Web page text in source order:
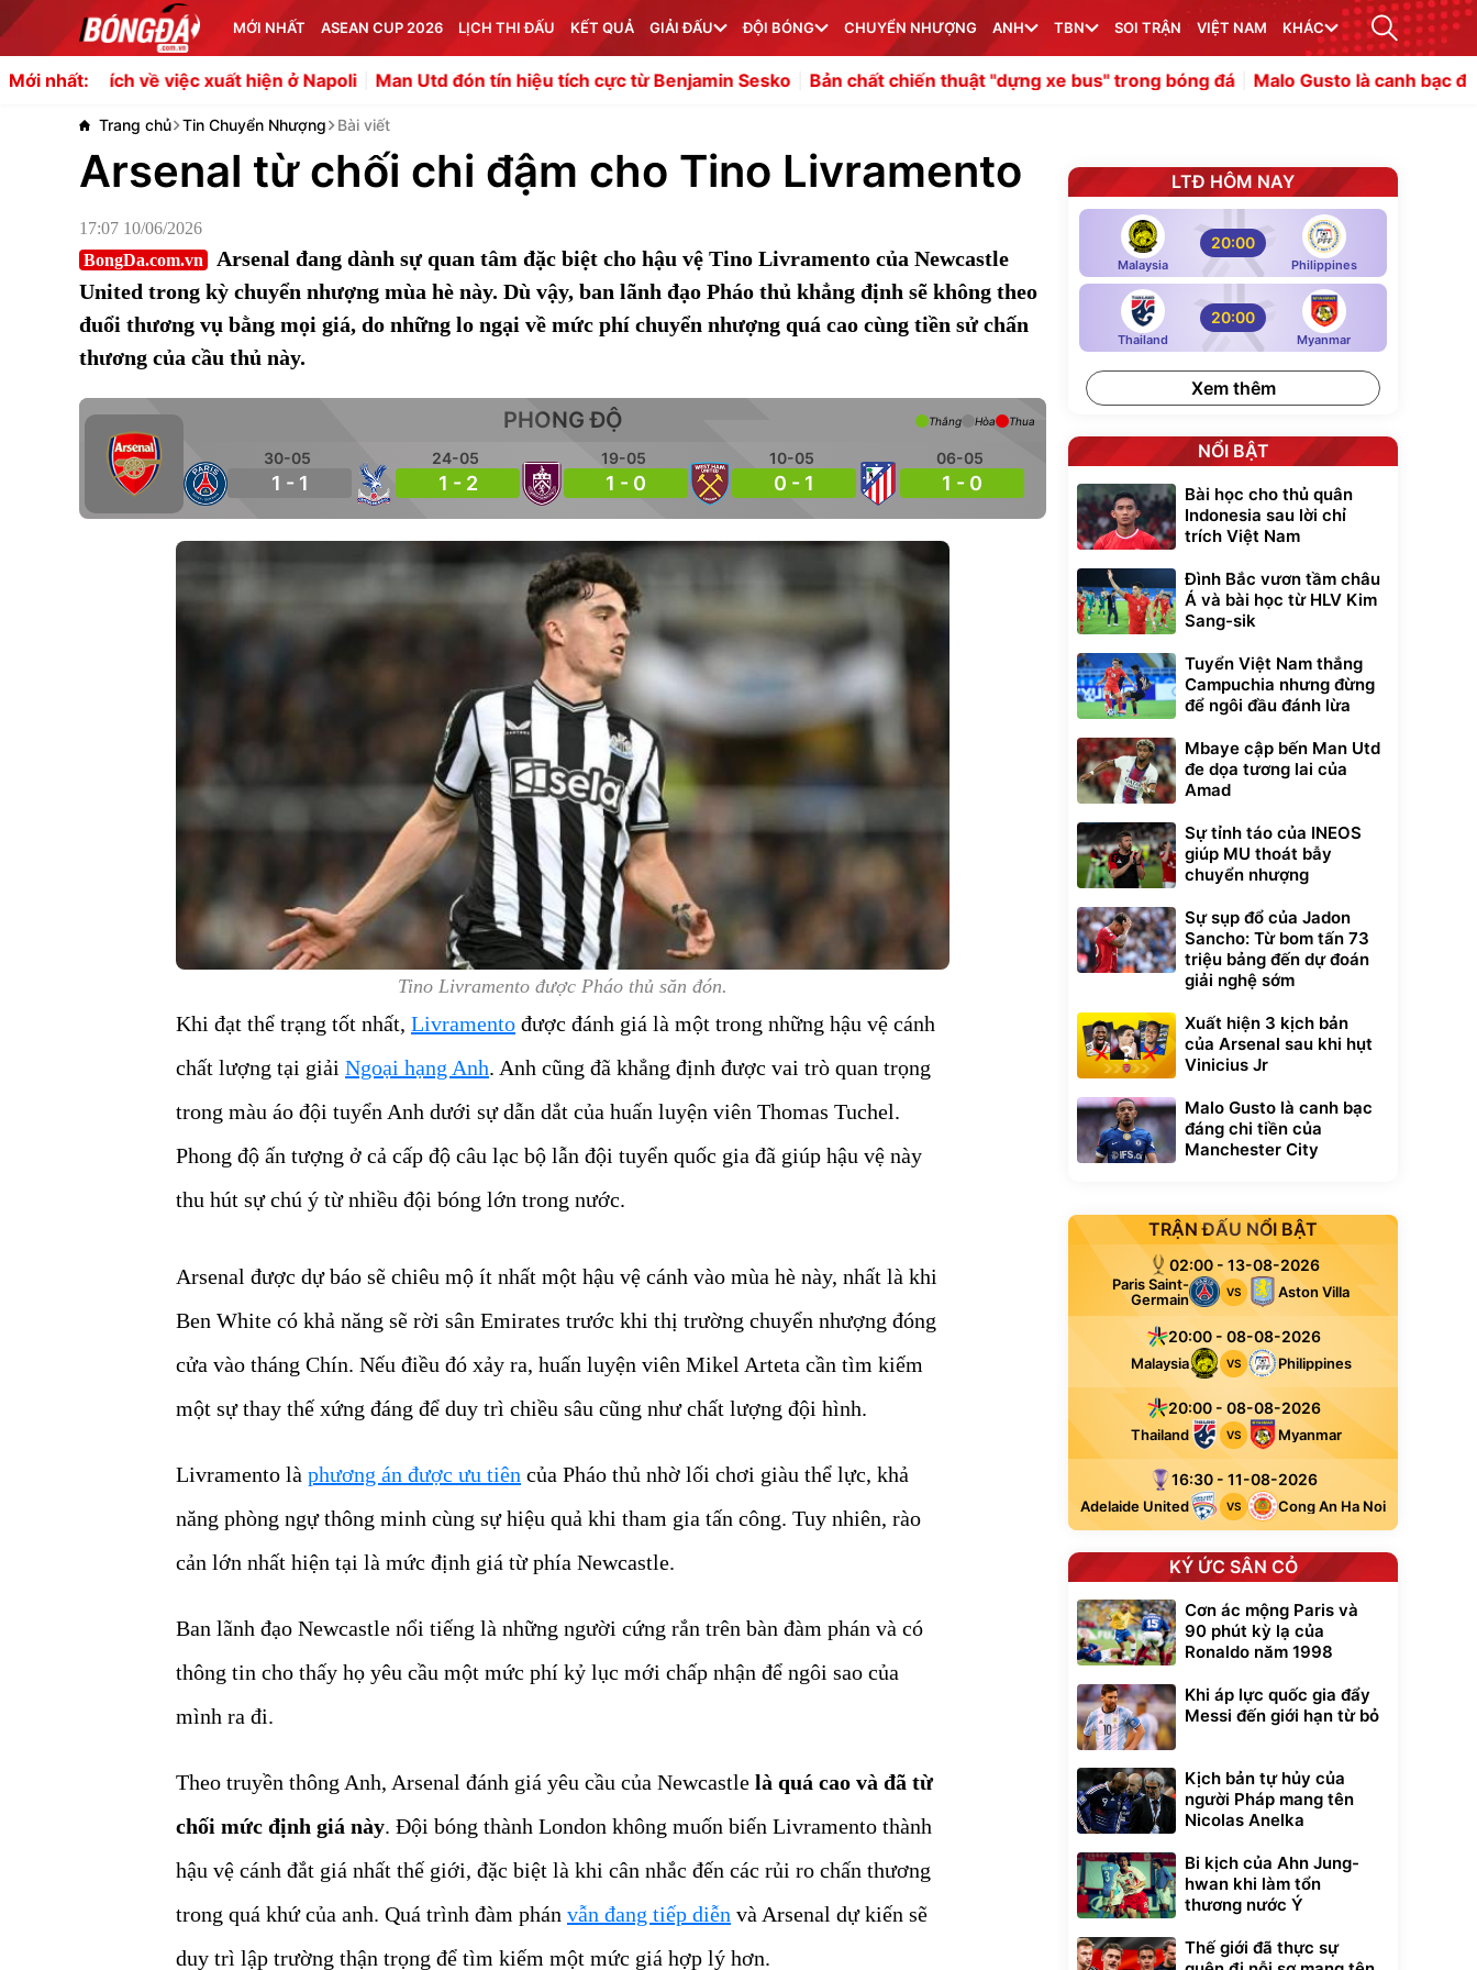
MỚI NHẤT ASEAN CUP 2026 LỊCH THI ĐẤU KẾT QUẢ GIẢI ĐẤU ĐỘI BÓNG CHUYỂN NHƯỢNG ANH TBN SOI TRẬN VIỆT NAM KHÁC
Mới nhất:
việc xuất hiện ở Napoli Man Utd đón tín hiệu tích cực từ Benjamin Sesko Bản chất chiến thuật "dựng xe bus" trong bóng đá Malo Gusto là canh bạc đáng chi tiền
Trang chủ Tin Chuyển Nhượng Bài viết
Arsenal từ chối chi đậm cho Tino Livramento
17:07 10/06/2026
BongDa.com.vn
Arsenal đang dành sự quan tâm đặc biệt cho hậu vệ Tino Livramento của Newcastle
United trong kỳ chuyển nhượng mùa hè này. Dù vậy, ban lãnh đạo Pháo thủ khẳng định sẽ không theo
đuổi thương vụ bằng mọi giá, do những lo ngại về mức phí chuyển nhượng quá cao cùng tiền sử chấn
thương của cầu thủ này.
PHONG ĐỘ
30-05
1 - 1
24-05
1 - 2
19-05
1 - 0
10-05
0 - 1
06-05
1 - 0
Thắng Hòa Thua
Tino Livramento được Pháo thủ săn đón.
Khi đạt thể trạng tốt nhất, Livramento được đánh giá là một trong những hậu vệ cánh
chất lượng tại giải Ngoại hạng Anh. Anh cũng đã khẳng định được vai trò quan trọng
trong màu áo đội tuyển Anh dưới sự dẫn dắt của huấn luyện viên Thomas Tuchel.
Phong độ ấn tượng ở cả cấp độ câu lạc bộ lẫn đội tuyển quốc gia đã giúp hậu vệ này
thu hút sự chú ý từ nhiều đội bóng lớn trong nước.
Arsenal được dự báo sẽ chiêu mộ ít nhất một hậu vệ cánh vào mùa hè này, nhất là khi
Ben White có khả năng sẽ rời sân Emirates trước khi thị trường chuyển nhượng đóng
cửa vào tháng Chín. Nếu điều đó xảy ra, huấn luyện viên Mikel Arteta cần tìm kiếm
một sự thay thế xứng đáng để duy trì chiều sâu cũng như chất lượng đội hình.
Livramento là phương án được ưu tiên của Pháo thủ nhờ lối chơi giàu thể lực, khả
năng phòng ngự thông minh cùng sự hiệu quả khi tham gia tấn công. Tuy nhiên, rào
cản lớn nhất hiện tại là mức định giá từ phía Newcastle.
Ban lãnh đạo Newcastle nổi tiếng là những người cứng rắn trên bàn đàm phán và có
thông tin cho thấy họ yêu cầu một mức phí kỷ lục mới chấp nhận để ngôi sao của
mình ra đi.
Theo truyền thông Anh, Arsenal đánh giá yêu cầu của Newcastle là quá cao và đã từ
chối mức định giá này. Đội bóng thành London không muốn biến Livramento thành
hậu vệ cánh đắt giá nhất thế giới, đặc biệt là khi cân nhắc đến các rủi ro chấn thương
trong quá khứ của anh. Quá trình đàm phán vẫn đang tiếp diễn và Arsenal dự kiến sẽ
duy trì lập trường thận trọng để tìm kiếm một mức giá hợp lý hơn.
LTĐ HÔM NAY
Malaysia
20:00
Philippines
Thailand
20:00
Myanmar
Xem thêm
NỔI BẬT
Bài học cho thủ quân
Indonesia sau lời chỉ
trích Việt Nam
Đình Bắc vươn tầm châu
Á và bài học từ HLV Kim
Sang-sik
Tuyển Việt Nam thắng
Campuchia nhưng đừng
để ngôi đầu đánh lừa
Mbaye cập bến Man Utd
đe dọa tương lai của
Amad
Sự tỉnh táo của INEOS
giúp MU thoát bẫy
chuyển nhượng
Sự sụp đổ của Jadon
Sancho: Từ bom tấn 73
triệu bảng đến dự đoán
giải nghệ sớm
Xuất hiện 3 kịch bản
của Arsenal sau khi hụt
Vinicius Jr
Malo Gusto là canh bạc
đáng chi tiền của
Manchester City
TRẬN ĐẤU NỔI BẬT
02:00 - 13-08-2026
Paris Saint-
Germain
VS Aston Villa
20:00 - 08-08-2026
Malaysia VS Philippines
20:00 - 08-08-2026
Thailand VS Myanmar
16:30 - 11-08-2026
Adelaide United VS Cong An Ha Noi
KÝ ỨC SÂN CỎ
Cơn ác mộng Paris và
90 phút kỳ lạ của
Ronaldo năm 1998
Khi áp lực quốc gia đẩy
Messi đến giới hạn từ bỏ
Kịch bản tự hủy của
người Pháp mang tên
Nicolas Anelka
Bi kịch của Ahn Jung-
hwan khi làm tổn
thương nước Ý
Thế giới đã thực sự